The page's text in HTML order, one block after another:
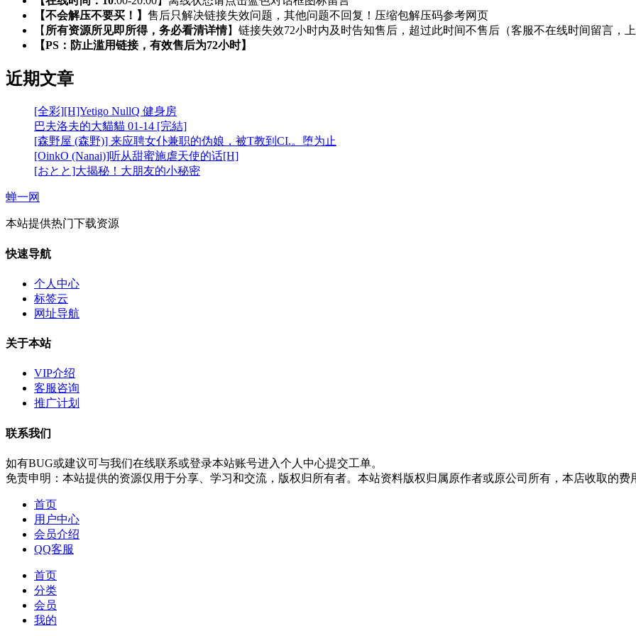
【不会解压不要买！】 售后只解决链接失效问题，其他问题不回复！压缩包解压码参考网页
【 所有资源所见即所得，务必看清详情】链接失效72小时内及时告知售后，超过此时间不售后（客服不在线时间留言，上
【PS：防止滥用链接，有效售后为72小时】
近期文章
[全彩][H]Yetigo NullQ 健身房
巴夫洛夫的大貓貓 01-14 [完結]
[森野屋 (森野)] 来应聘女仆兼职的伪娘，被T教到CI.。堕为止
[OinkO (Nanai)]听从甜蜜施虐天使的话[H]
[おとと]大揭秘！大朋友的小秘密
蝉一网
本站提供热门下载资源
快速导航
个人中心
标签云
网址导航
关于本站
VIP介绍
客服咨询
推广计划
联系我们
如有BUG或建议可与我们在线联系或登录本站账号进入个人中心提交工单。
免责申明：本站提供的资源仅用于分享、学习和交流，版权归所有者。本站资料版权归属原作者或原公司所有，本店收取的费
首页
用户中心
会员介绍
QQ客服
首页
分类
会员
我的